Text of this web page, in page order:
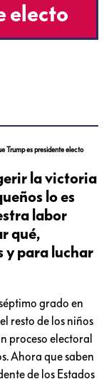
electo
Trump es presidente electo
la victoria
lo es
labor
qué,
y para luchar
grado en
resto de los niños
proceso electoral
Ahora que saben
de los Estados